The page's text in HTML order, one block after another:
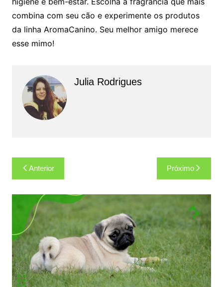
combina com seu cão e experimente os produtos
da linha AromaCanino. Seu melhor amigo merece
esse mimo!
Julia Rodrigues
Navegação
de
Post
Anterior Próximo